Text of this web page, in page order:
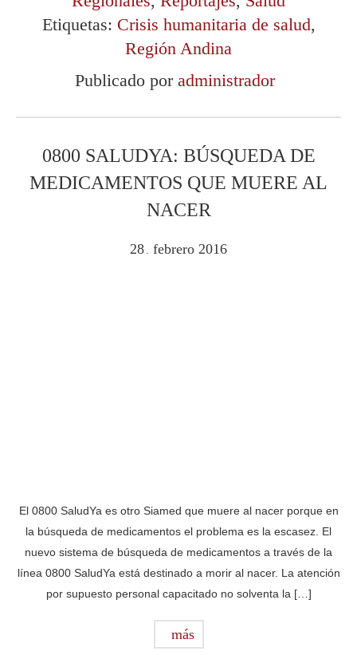
Etiquetas: Crisis humanitaria de salud,
Región Andina
Publicado por administrador
0800 SALUDYA: BÚSQUEDA DE
MEDICAMENTOS QUE MUERE AL
NACER
28 febrero 2016
El 0800 SaludYa es otro Siamed que muere al nacer porque en
la búsqueda de medicamentos el problema es la escasez. El
nuevo sistema de búsqueda de medicamentos a través de la
línea 0800 SaludYa está destinado a morir al nacer. La atención
por supuesto personal capacitado no solventa la […]
más